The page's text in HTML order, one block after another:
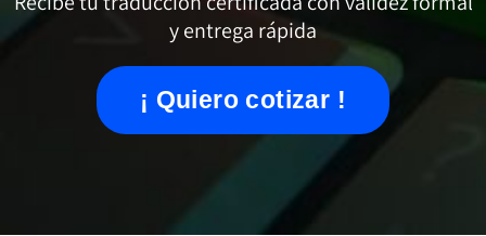
y entrega rápida
¡ Quiero cotizar !